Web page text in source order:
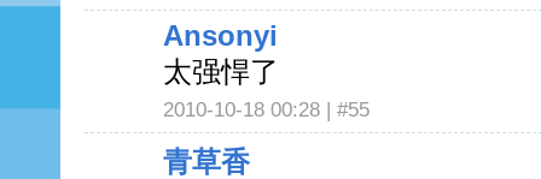
Ansonyi
太强悍了
2010-10-18 00:28 | #55
青草香